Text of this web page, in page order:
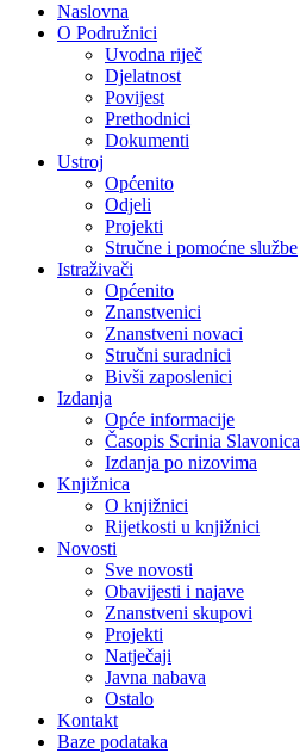
Naslovna
O Podružnici
Uvodna riječ
Djelatnost
Povijest
Prethodnici
Dokumenti
Ustroj
Općenito
Odjeli
Projekti
Stručne i pomoćne službe
Istraživači
Općenito
Znanstvenici
Znanstveni novaci
Stručni suradnici
Bivši zaposlenici
Izdanja
Opće informacije
Časopis Scrinia Slavonica
Izdanja po nizovima
Knjižnica
O knjižnici
Rijetkosti u knjižnici
Novosti
Sve novosti
Obavijesti i najave
Znanstveni skupovi
Projekti
Natječaji
Javna nabava
Ostalo
Kontakt
Baze podataka